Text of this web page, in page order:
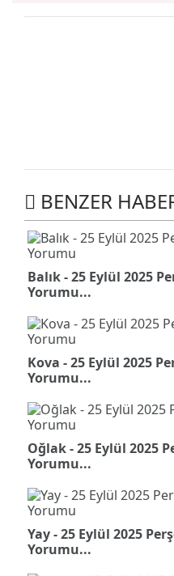
BENZER
Balık - 25 Eylül 2025
Yorumu...
Kova - 25 Eylül 2025
Yorumu...
Oğlak - 25 Eylül 2025
Yorumu...
Yay - 25 Eylül 2025
Yorumu...